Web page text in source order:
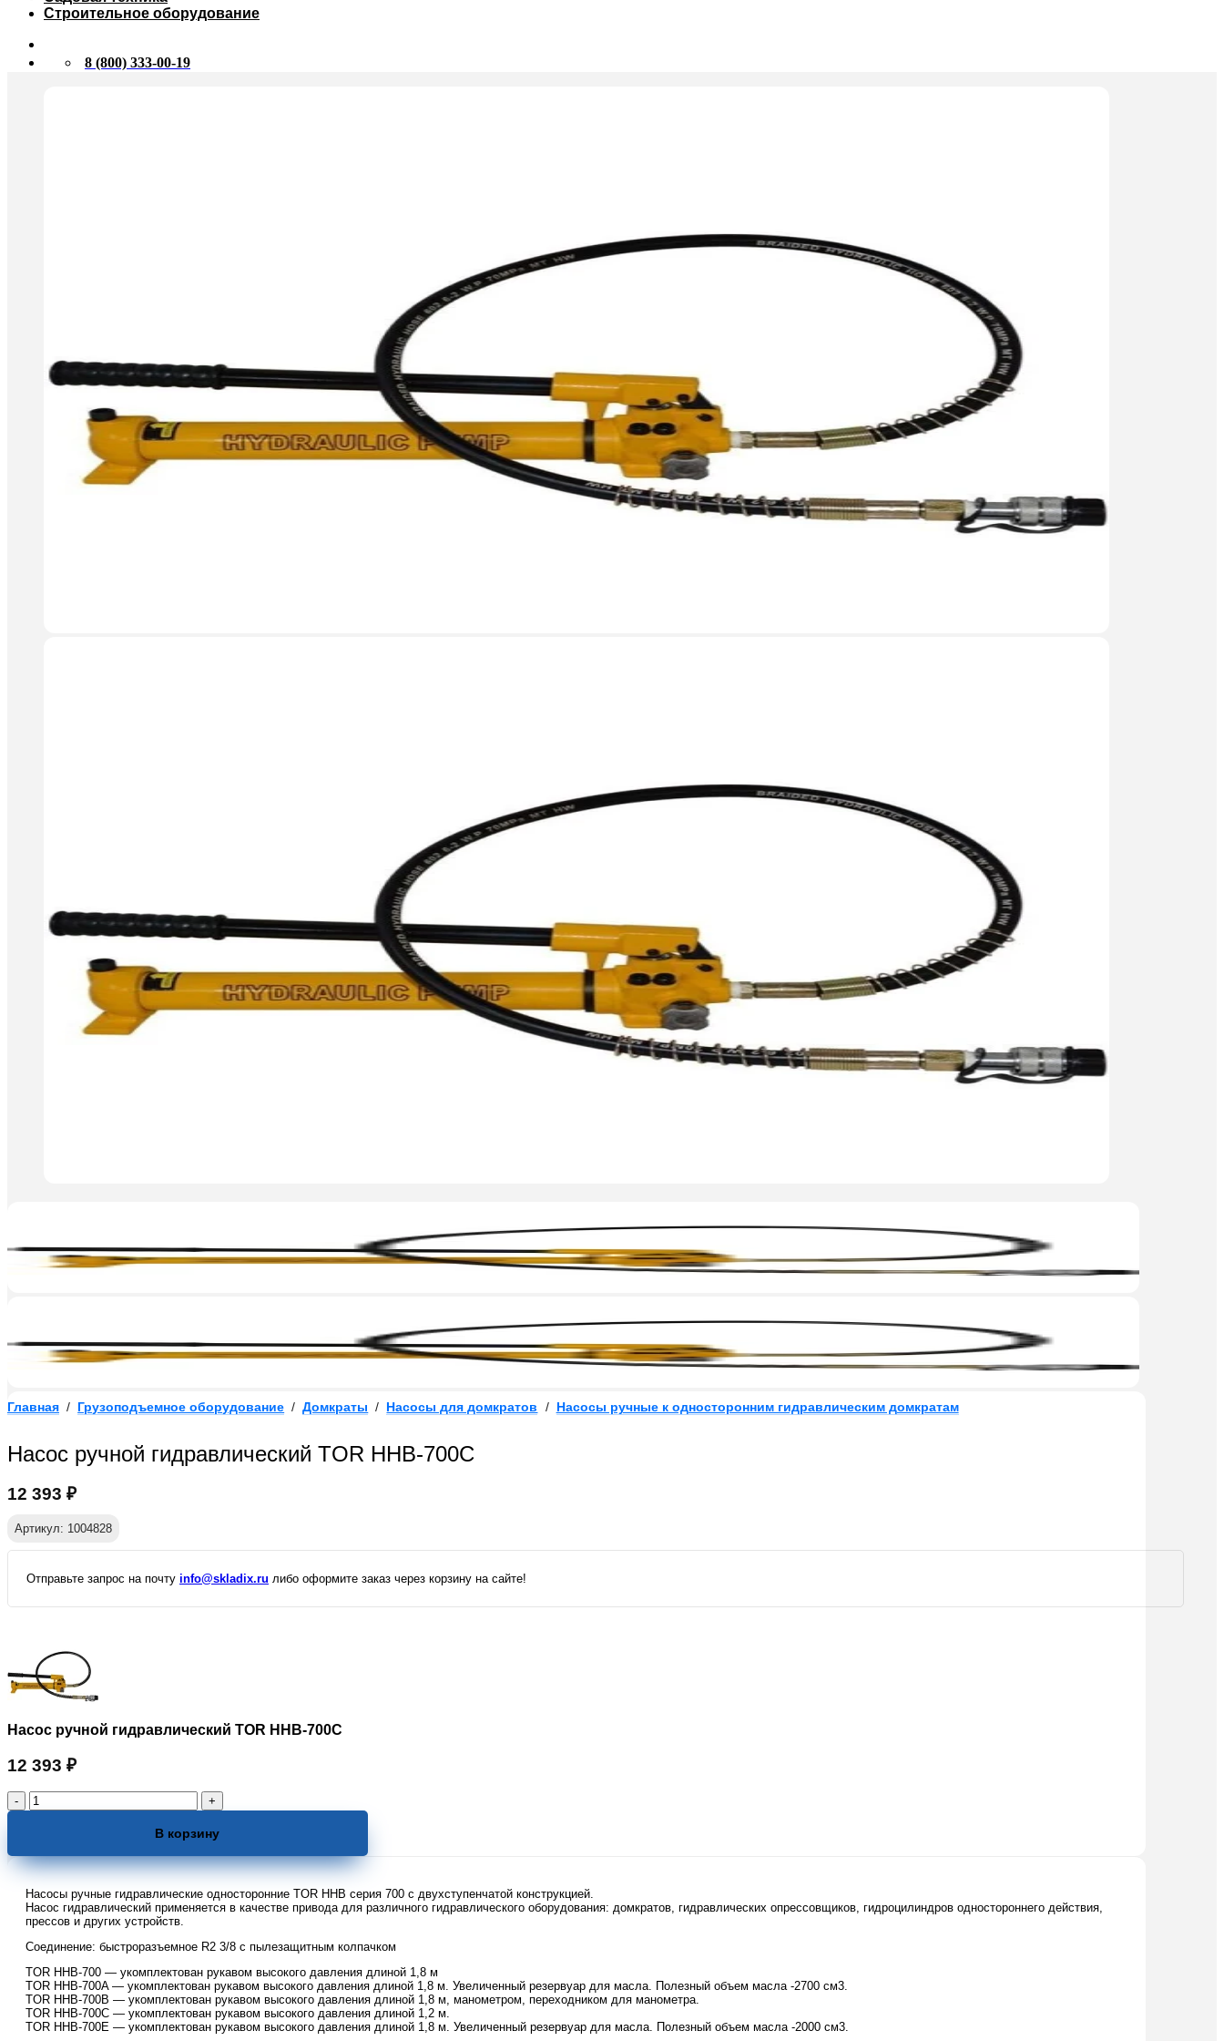
Строительное оборудование
8 (800) 333-00-19
Главная / Грузоподъемное оборудование / Домкраты / Насосы для домкратов / Насосы ручные к односторонним гидравлическим домкратам
Насос ручной гидравлический TOR HHB-700C
12 393 ₽
Артикул: 1004828
Отправьте запрос на почту info@skladix.ru либо оформите заказ через корзину на сайте!
Насос ручной гидравлический TOR HHB-700C
12 393 ₽
Количество
товара
гидравлический
TOR
HHB-
700C
В корзину
Насосы ручные гидравлические односторонние TOR HHB серия 700 с двухступенчатой конструкцией.
Насос гидравлический применяется в качестве привода для различного гидравлического оборудования: домкратов, гидравлических опрессовщиков, гидроцилиндров одностороннего действия,
прессов и других устройств.
Соединение: быстроразъемное R2 3/8 с пылезащитным колпачком
TOR HHB-700 — укомплектован рукавом высокого давления длиной 1,8 м
TOR HHB-700A — укомплектован рукавом высокого давления длиной 1,8 м. Увеличенный резервуар для масла. Полезный объем масла -2700 см3.
TOR HHB-700B — укомплектован рукавом высокого давления длиной 1,8 м, манометром, переходником для манометра.
TOR HHB-700C — укомплектован рукавом высокого давления длиной 1,2 м.
TOR HHB-700E — укомплектован рукавом высокого давления длиной 1,8 м. Увеличенный резервуар для масла. Полезный объем масла -2000 см3.